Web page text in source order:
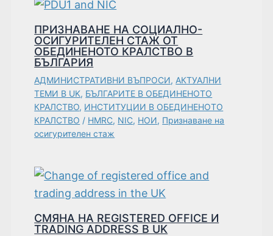
ПРИЗНАВАНЕ НА СОЦИАЛНО-
ОСИГУРИТЕЛЕН СТАЖ ОТ
ОБЕДИНЕНОТО КРАЛСТВО В
БЪЛГАРИЯ
АДМИНИСТРАТИВНИ ВЪПРОСИ, АКТУАЛНИ
ТЕМИ В UK, БЪЛГАРИТЕ В ОБЕДИНЕНОТО
КРАЛСТВО, ИНСТИТУЦИИ В ОБЕДИНЕНОТО
КРАЛСТВО / HMRC, NIC, НОИ, Признаване на
осигурителен стаж
СМЯНА НА REGISTERED OFFICE И
TRADING ADDRESS В UK